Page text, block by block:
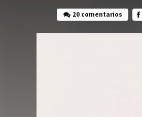
20 comentarios